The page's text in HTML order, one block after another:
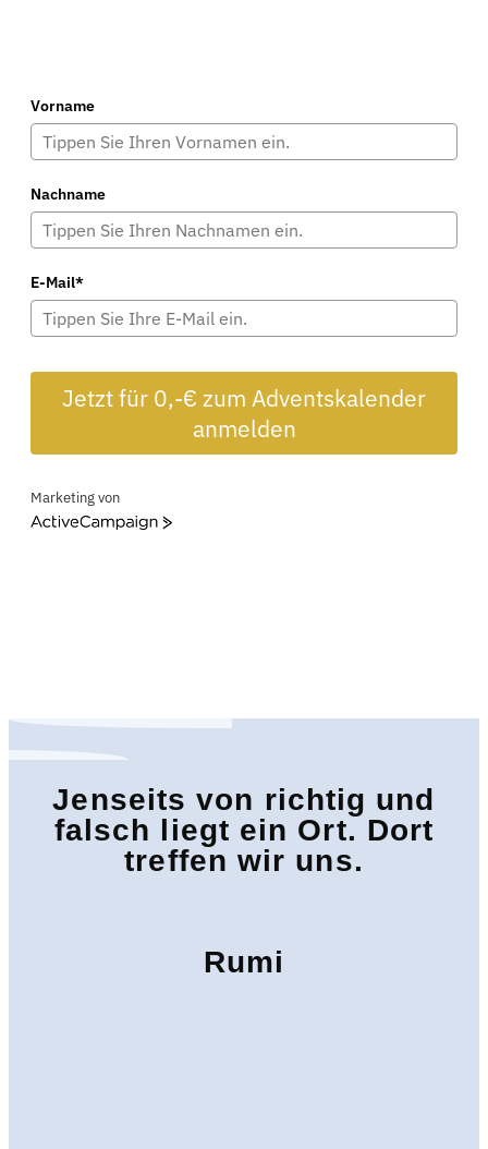
Vorname
Nachname
E-Mail*
Jetzt für 0,-€ zum Adventskalender
anmelden
Marketing von
ActiveCampaign
Jenseits von richtig und
falsch liegt ein Ort. Dort
treffen wir uns.
Rumi